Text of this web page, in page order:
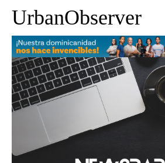
UrbanObserver